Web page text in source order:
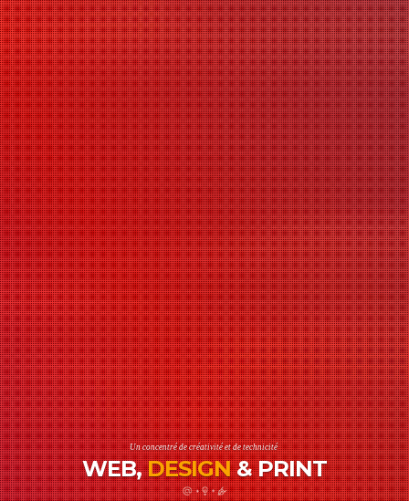
Un concentré de créativité et de technicité
WEB,DESIGN& PRINT